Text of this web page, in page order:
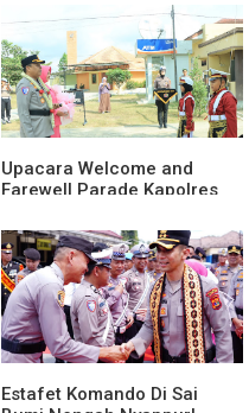
Upacara Welcome and
Farewell Parade Kapolres
Berlangsung Khidmat
Estafet Komando Di Sai